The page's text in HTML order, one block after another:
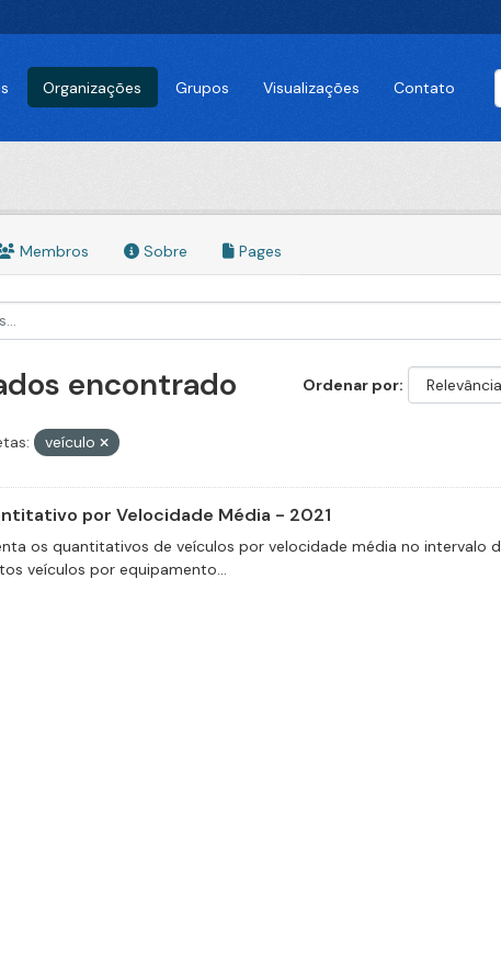
Organizações Grupos Visualizações Contato
Membros Sobre Pages
Ordenar por
encontrado
veículo
por Velocidade Média - 2021
os quantitativos de veículos por velocidade média no intervalo
veículos por equipamento...